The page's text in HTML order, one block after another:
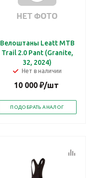
Велоштаны Leatt MTB
Trail 2.0 Pant (Granite,
32, 2024)
Нет в наличии
10 000₽/шт
ПОДОБРАТЬ АНАЛОГ